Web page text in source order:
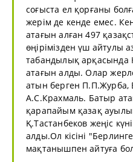
соғыста ел қорғаны
жерім де кенде емес.
атағын алған 497
өңірімізден үш айтулы
табандылық
атағын алды. Олар
атын берген П.П.Журба,
А.С.Крахмаль. Батыр
қарапайым қазақ
Қ.Тастанбеков жеңіс
алды.Ол кісіні
мақтанышпен айтуға